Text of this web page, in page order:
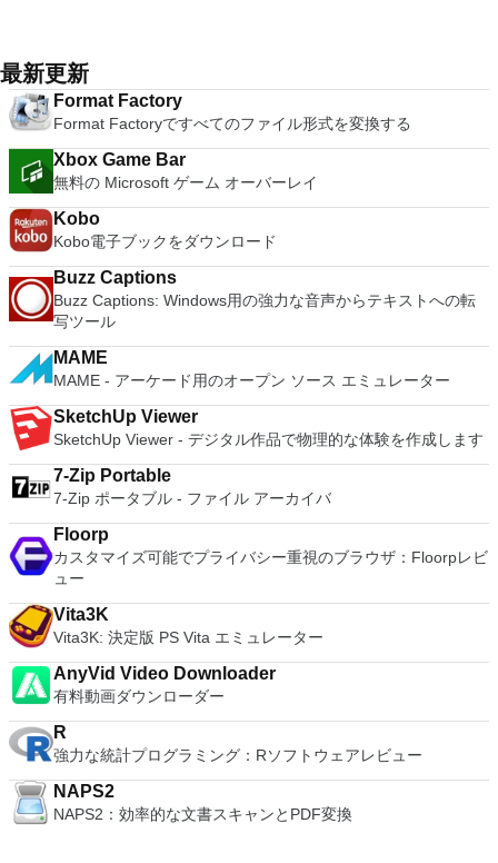
はすぐに各コンピューターをパスワードで保護します。コンピ
ューターへのログインに使用するのと同じユーザー名とパスワ
ードを入力するだけです。 WIN 7,8,8.1,10をサポートしま
す。 VNC ViewerのMacバージョンをお探しですか？ここから
ダウンロード
system resources. So, if you need a free terminal emulator,
which is easy to master and supports remote Telnet or SSH
host connections then Tera Term is a good choice.
anywhere on VMware software. vSphere and vCloud Air
Support - Drag and drop VMs between environments.
Restricted and Encrypted VMs - Protection and performance
enhancements. Expiring Virtual Machines - Time-limited
virtual machines. Latest Hardware Support - Broadwell and
Haswell CPU support. Enterprise Quality Virtual Machines -
16 vCPUs, 8TB virtual disks, and 64GB memory. Enhanced
IPv6 Support - IPv6-to-IPv4 NAT (6to4 and 4to6). Virtual
Machine Video Memory - Up to 2GB. Enhanced Connectivity -
High Resolution Displays - 4K UHD and QHD+ support.
VMware Workstation Pro is a perfect choice for those of you
who are a little skeptical about making the leap over to
Windows 10. By utilizing an app like this, you'll get to try out
all of Windows 10's new features in a safe sandboxed
environment, without the need to install the OS natively.
VMware Workstation Pro doesn't just support Microsofts OS,
you can also install Linux VMs, including Ubuntu, Red Hat,
Fedora, and lots of other distributions as well. Overall,
Workstation Pro offers high performance, strong reliability,
and cutting edge features that make it stand out from the
crowd. The full version is a little pricey, but you do get what
you pay for.
最新更新
Format Factory
Format Factoryですべてのファイル形式を変換する
Xbox Game Bar
無料の Microsoft ゲーム オーバーレイ
Kobo
Kobo電子ブックをダウンロード
Buzz Captions
Buzz Captions: Windows用の強力な音声からテキストへの転
写ツール
MAME
MAME - アーケード用のオープン ソース エミュレーター
SketchUp Viewer
SketchUp Viewer - デジタル作品で物理的な体験を作成します
7-Zip Portable
7-Zip ポータブル - ファイル アーカイバ
Floorp
カスタマイズ可能でプライバシー重視のブラウザ：Floorpレビ
ュー
Vita3K
Vita3K: 決定版 PS Vita エミュレーター
AnyVid Video Downloader
有料動画ダウンローダー
R
強力な統計プログラミング：Rソフトウェアレビュー
NAPS2
NAPS2：効率的な文書スキャンとPDF変換